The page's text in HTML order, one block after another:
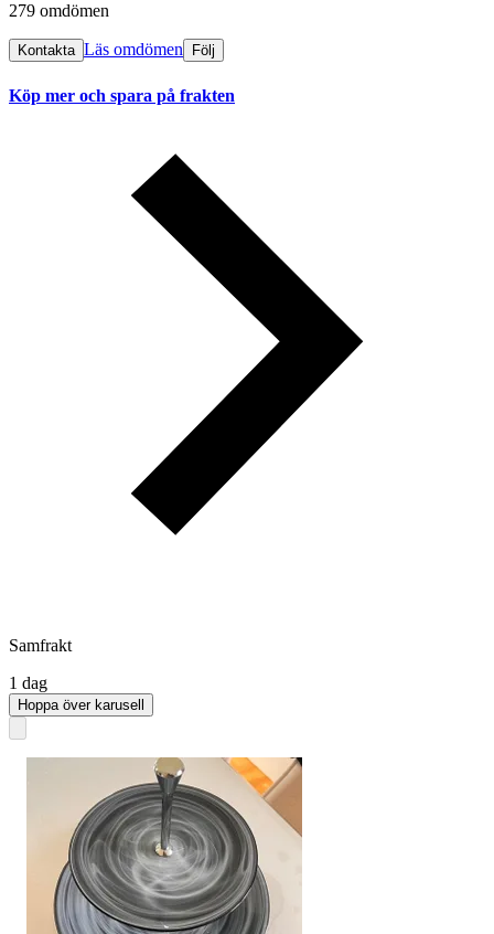
279 omdömen
Kontakta Läs omdömen Följ
Köp mer och spara på frakten
Samfrakt
1 dag
Hoppa över karusell